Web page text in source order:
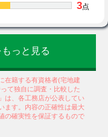
3点
っと見る
在籍する有資格者(宅地建
て独自に調査・比較した
は、各工務店が公表してい
ます。内容の正確性は最大
の確実性を保証するもので